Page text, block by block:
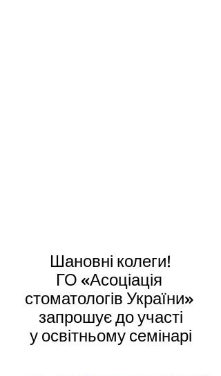
Шановні колеги!
ГО «Асоціація
стоматологів України»
запрошує до участі
у освітньому семінарі